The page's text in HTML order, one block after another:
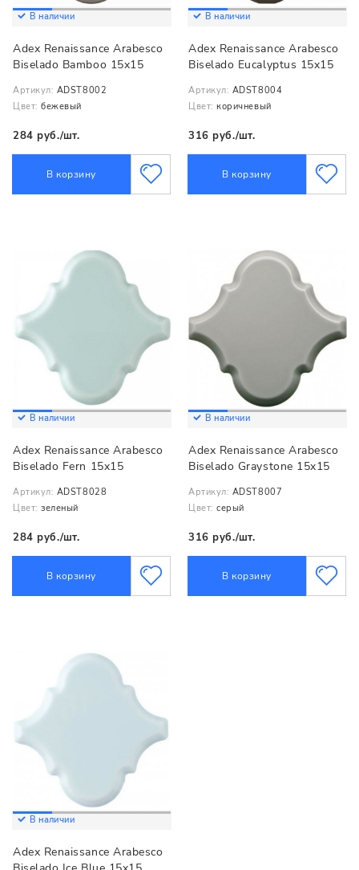
В наличии
Adex Renaissance Arabesco
Biselado Bamboo 15x15
Артикул: ADST8002
Цвет: бежевый
284 руб./шт.
В корзину
В наличии
Adex Renaissance Arabesco
Biselado Eucalyptus 15x15
Артикул: ADST8004
Цвет: коричневый
316 руб./шт.
В корзину
В наличии
Adex Renaissance Arabesco
Biselado Fern 15x15
Артикул: ADST8028
Цвет: зеленый
284 руб./шт.
В корзину
В наличии
Adex Renaissance Arabesco
Biselado Graystone 15x15
Артикул: ADST8007
Цвет: серый
316 руб./шт.
В корзину
В наличии
Adex Renaissance Arabesco